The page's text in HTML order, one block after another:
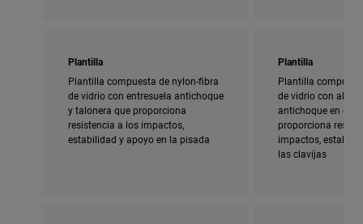
Plantilla
Plantilla compuesta de nylon-fibra
de vidrio con entresuela antichoque
y talonera que proporciona
resistencia a los impactos,
estabilidad y apoyo en la pisada
Plantilla
Plantilla
de vidrio con
antichoque en el
proporciona
impactos,
las clavijas